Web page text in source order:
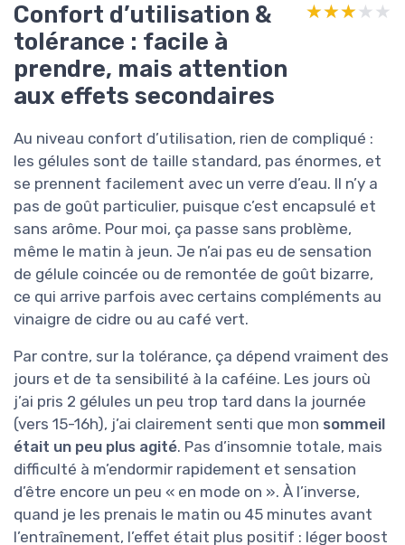
Confort d’utilisation &
tolérance : facile à
prendre, mais attention
aux effets secondaires
★★★★★
★★★★★
Au niveau confort d’utilisation, rien de compliqué :
les gélules sont de taille standard, pas énormes, et
se prennent facilement avec un verre d’eau. Il n’y a
pas de goût particulier, puisque c’est encapsulé et
sans arôme. Pour moi, ça passe sans problème,
même le matin à jeun. Je n’ai pas eu de sensation
de gélule coincée ou de remontée de goût bizarre,
ce qui arrive parfois avec certains compléments au
vinaigre de cidre ou au café vert.
Par contre, sur la tolérance, ça dépend vraiment des
jours et de ta sensibilité à la caféine. Les jours où
j’ai pris 2 gélules un peu trop tard dans la journée
(vers 15-16h), j’ai clairement senti que mon sommeil
était un peu plus agité. Pas d’insomnie totale, mais
difficulté à m’endormir rapidement et sensation
d’être encore un peu « en mode on ». À l’inverse,
quand je les prenais le matin ou 45 minutes avant
l’entraînement, l’effet était plus positif : léger boost